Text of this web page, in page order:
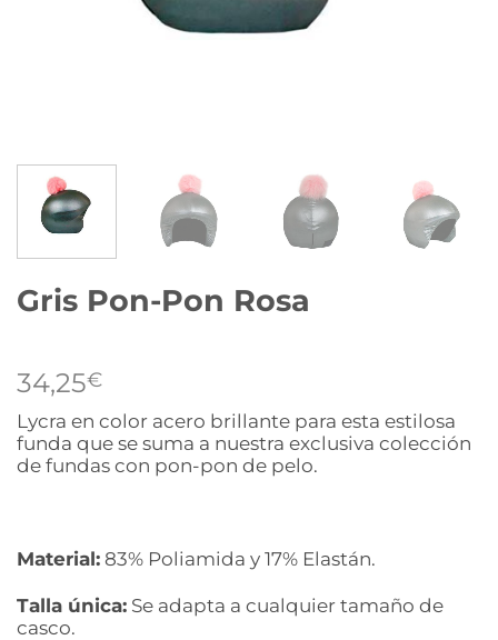
Gris Pon-Pon Rosa
34,25€
Lycra en color acero brillante para esta estilosa
funda que se suma a nuestra exclusiva colección
de fundas con pon-pon de pelo.
Material: 83% Poliamida y 17% Elastán.
Talla única: Se adapta a cualquier tamaño de
casco.